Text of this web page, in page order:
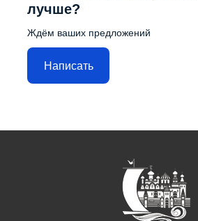
лучше?
Ждём ваших предложений
Написать